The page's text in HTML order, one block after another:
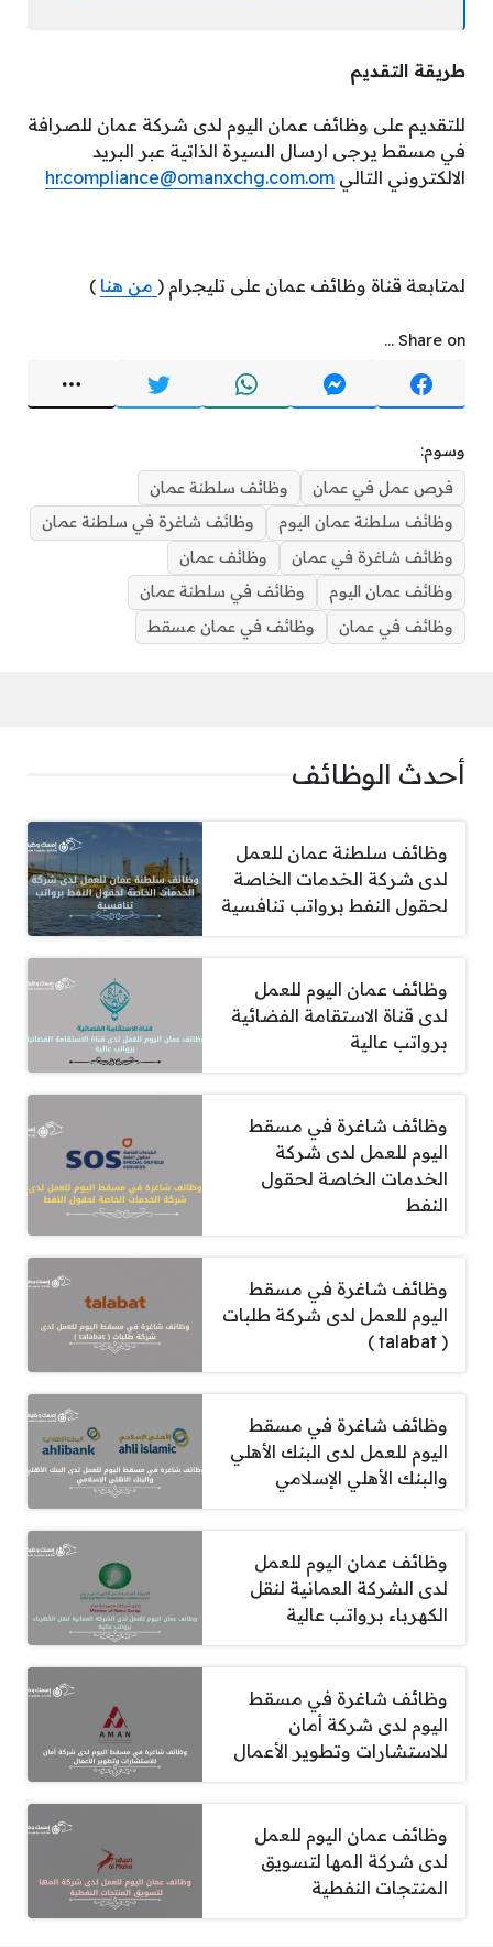
طريقة التقديم
للتقديم على وظائف عمان اليوم لدى شركة عمان للصرافة
في مسقط يرجى ارسال السيرة الذاتية عبر البريد
الالكتروني التالي hr.compliance@omanxchg.com.om
لمتابعة قناة وظائف عمان على تليجرام ( من هنا )
Share on ...
وسوم:
فرص عمل في عمان
وظائف سلطنة عمان
وظائف سلطنة عمان اليوم
وظائف شاغرة في سلطنة عمان
وظائف شاغرة في عمان
وظائف عمان
وظائف عمان اليوم
وظائف في سلطنة عمان
وظائف في عمان
وظائف في عمان مسقط
أحدث الوظائف
وظائف سلطنة عمان للعمل
لدى شركة الخدمات الخاصة
لحقول النفط برواتب تنافسية
وظائف عمان اليوم للعمل
لدى قناة الاستقامة الفضائية
برواتب عالية
وظائف شاغرة في مسقط
اليوم للعمل لدى شركة
الخدمات الخاصة لحقول
النفط
وظائف شاغرة في مسقط
اليوم للعمل لدى شركة طلبات
( talabat )
وظائف شاغرة في مسقط
اليوم للعمل لدى البنك الأهلي
والبنك الأهلي الإسلامي
وظائف عمان اليوم للعمل
لدى الشركة العمانية لنقل
الكهرباء برواتب عالية
وظائف شاغرة في مسقط
اليوم لدى شركة أمان
للاستشارات وتطوير الأعمال
وظائف عمان اليوم للعمل
لدى شركة المها لتسويق
المنتجات النفطية